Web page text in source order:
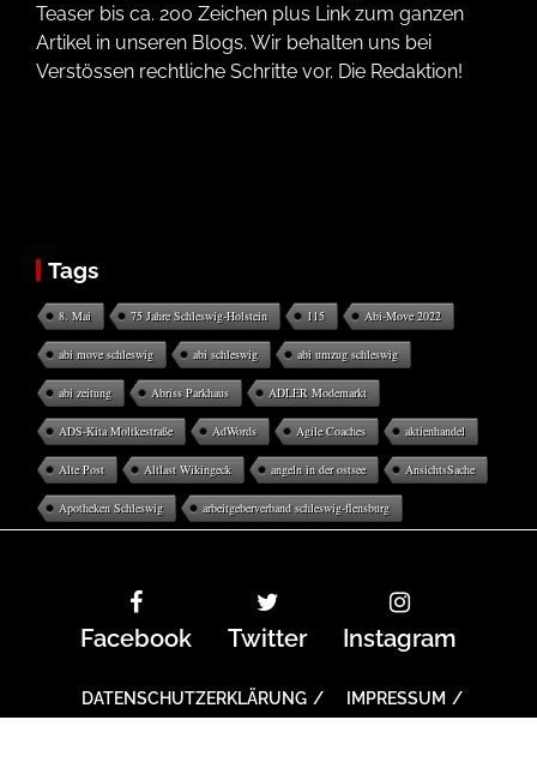
Teaser bis ca. 200 Zeichen plus Link zum ganzen
Artikel in unseren Blogs. Wir behalten uns bei
Verstössen rechtliche Schritte vor. Die Redaktion!
Tags
8. Mai 75 Jahre Schleswig-Holstein 115 Abi-Move 2022
abi move schleswig abi schleswig abi umzug schleswig
abi zeitung Abriss Parkhaus ADLER Modemarkt
ADS-Kita Moltkestraße AdWords Agile Coaches aktienhandel
Alte Post Altlast Wikingeck angeln in der ostsee AnsichtsSache
Apotheken Schleswig arbeitgeberverband schleswig-flensburg
Facebook Twitter Instagram
DATENSCHUTZERKLÄRUNG IMPRESSUM